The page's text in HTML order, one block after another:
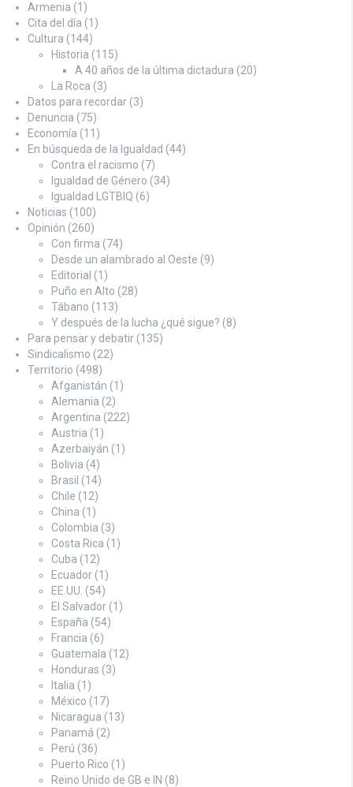
Armenia (1)
Cita del día (1)
Cultura (144)
Historia (115)
A 40 años de la última dictadura (20)
La Roca (3)
Datos para recordar (3)
Denuncia (75)
Economía (11)
En búsqueda de la Igualdad (44)
Contra el racismo (7)
Igualdad de Género (34)
Igualdad LGTBIQ (6)
Noticias (100)
Opinión (260)
Con firma (74)
Desde un alambrado al Oeste (9)
Editorial (1)
Puño en Alto (28)
Tábano (113)
Y después de la lucha ¿qué sigue? (8)
Para pensar y debatir (135)
Sindicalismo (22)
Territorio (498)
Afganistán (1)
Alemania (2)
Argentina (222)
Austria (1)
Azerbaiyán (1)
Bolivia (4)
Brasil (14)
Chile (12)
China (1)
Colombia (3)
Costa Rica (1)
Cuba (12)
Ecuador (1)
EE.UU. (54)
El Salvador (1)
España (54)
Francia (6)
Guatemala (12)
Honduras (3)
Italia (1)
México (17)
Nicaragua (13)
Panamá (2)
Perú (36)
Puerto Rico (1)
Reino Unido de GB e IN (8)